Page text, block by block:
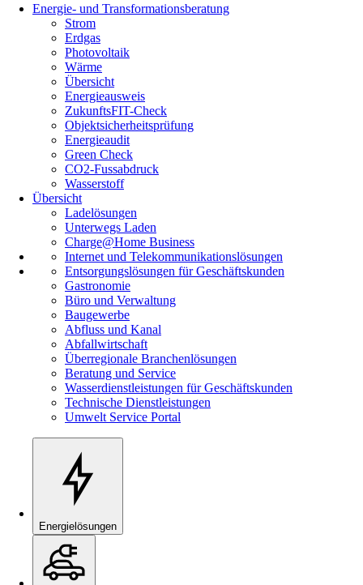
Energie- und Transformationsberatung
Strom
Erdgas
Photovoltaik
Wärme
Übersicht
Energieausweis
ZukunftsFIT-Check
Objektsicherheitsprüfung
Energieaudit
Green Check
CO2-Fussabdruck
Wasserstoff
Übersicht
Ladelösungen
Unterwegs Laden
Charge@Home Business
Internet und Telekommunikationslösungen
Entsorgungslösungen für Geschäftskunden
Gastronomie
Büro und Verwaltung
Baugewerbe
Abfluss und Kanal
Abfallwirtschaft
Überregionale Branchenlösungen
Beratung und Service
Wasserdienstleistungen für Geschäftskunden
Technische Dienstleistungen
Umwelt Service Portal
Energielösungen